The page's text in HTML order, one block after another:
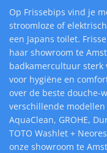
Op Frissebips vind je
stroomloze of
een Japans toilet.
haar showroom te
badkamercultuur sterk
voor hygiëne en
over de beste douche-
verschillende
AquaClean, GROHE,
TOTO Washlet +
onze showroom te